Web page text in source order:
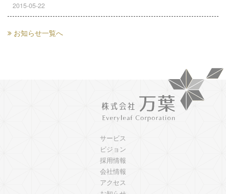
2015-05-22
お知らせ一覧へ
サービス
ビジョン
採用情報
会社情報
アクセス